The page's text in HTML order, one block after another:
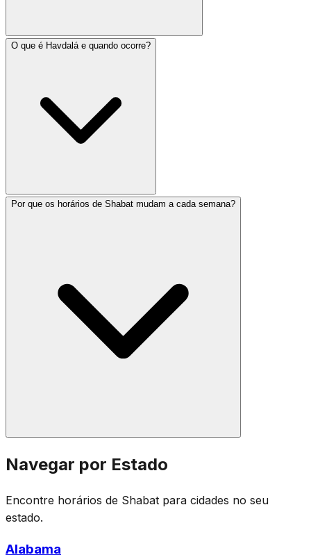
As velas de Shabat são tradicionalmente acesas 18
do ano. Algumas comunidades, particularmente em
Jerusalém, acendem 40 minutos antes do pôr do sol.
Use nossa ferramenta de horários de Shabat para
O que é Havdalá e quando ocorre?
Havdalá é a cerimônia que marca o fim do Shabat no
localização e costume comunitário. A cerimônia inclui
bênçãos sobre vinho, especiarias e uma vela trançada.
Por que os horários de Shabat mudam a cada semana?
Os horários de Shabat mudam semanalmente porque
são baseados no pôr do sol, que varia ao longo do ano
sol ocorre mais tarde, fazendo o Shabat começar e
terminar mais tarde. No inverno, ocorre o oposto. Os
horários também variam por localização geográfica —
Navegar por Estado
Encontre horários de Shabat para cidades no seu
estado.
Alabama